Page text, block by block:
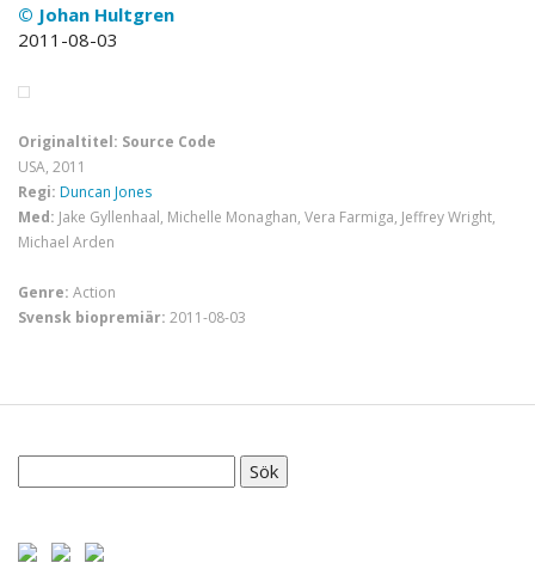
© Johan Hultgren
2011-08-03
Originaltitel: Source Code
USA, 2011
Regi: Duncan Jones
Med: Jake Gyllenhaal, Michelle Monaghan, Vera Farmiga, Jeffrey Wright,
Michael Arden
Genre: Action
Svensk biopremiär: 2011-08-03
Sök